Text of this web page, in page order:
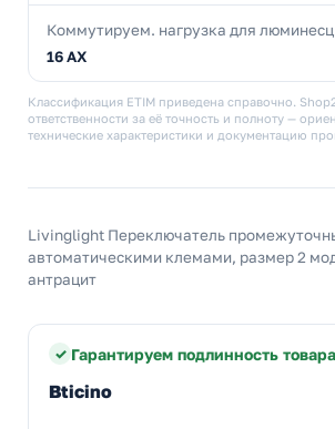
Коммутируем. нагрузка для
16 AX
Классификация ETIM приведена справочно.
ответственности за её точность и полноту —
технические характеристики и документацию
Livinglight Переключатель
автоматическими клемами, размер 2
антрацит
Гарантируем подлинность товара
Bticino